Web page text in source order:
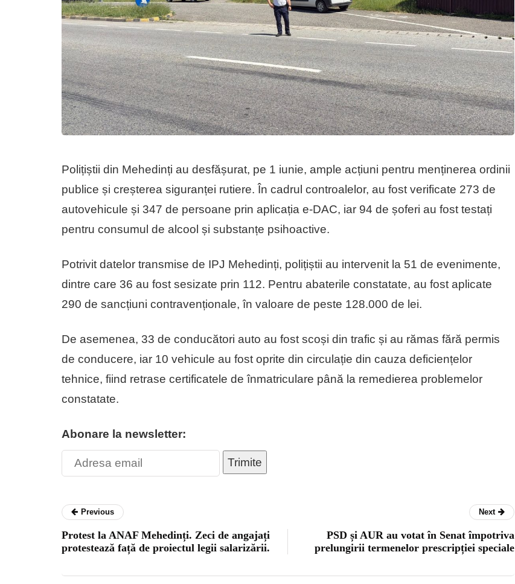
Polițiștii din Mehedinți au desfășurat, pe 1 iunie, ample acțiuni pentru menținerea ordinii
publice și creșterea siguranței rutiere. În cadrul controalelor, au fost verificate 273 de
autovehicule și 347 de persoane prin aplicația e-DAC, iar 94 de șoferi au fost testați
pentru consumul de alcool și substanțe psihoactive.
Potrivit datelor transmise de IPJ Mehedinți, polițiștii au intervenit la 51 de evenimente,
dintre care 36 au fost sesizate prin 112. Pentru abaterile constatate, au fost aplicate
290 de sancțiuni contravenționale, în valoare de peste 128.000 de lei.
De asemenea, 33 de conducători auto au fost scoși din trafic și au rămas fără permis
de conducere, iar 10 vehicule au fost oprite din circulație din cauza deficiențelor
tehnice, fiind retrase certificatele de înmatriculare până la remedierea problemelor
constatate.
Abonare la newsletter:
Trimite
Previous
Protest la ANAF Mehedinți. Zeci de angajați
protestează față de proiectul legii salarizării.
Next
PSD și AUR au votat în Senat împotriva
prelungirii termenelor prescripției speciale